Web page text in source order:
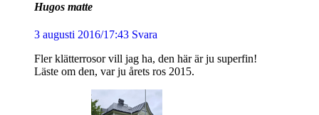
Hugos matte
3 augusti 2016/17:43 Svara
Fler klätterrosor vill jag ha, den här är ju superfin!
Läste om den, var ju årets ros 2015.